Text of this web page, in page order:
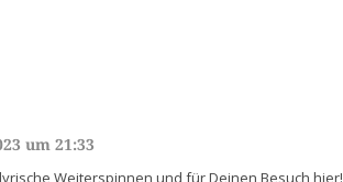
um 21:33
Weiterspinnen und für Deinen Besuch hier!